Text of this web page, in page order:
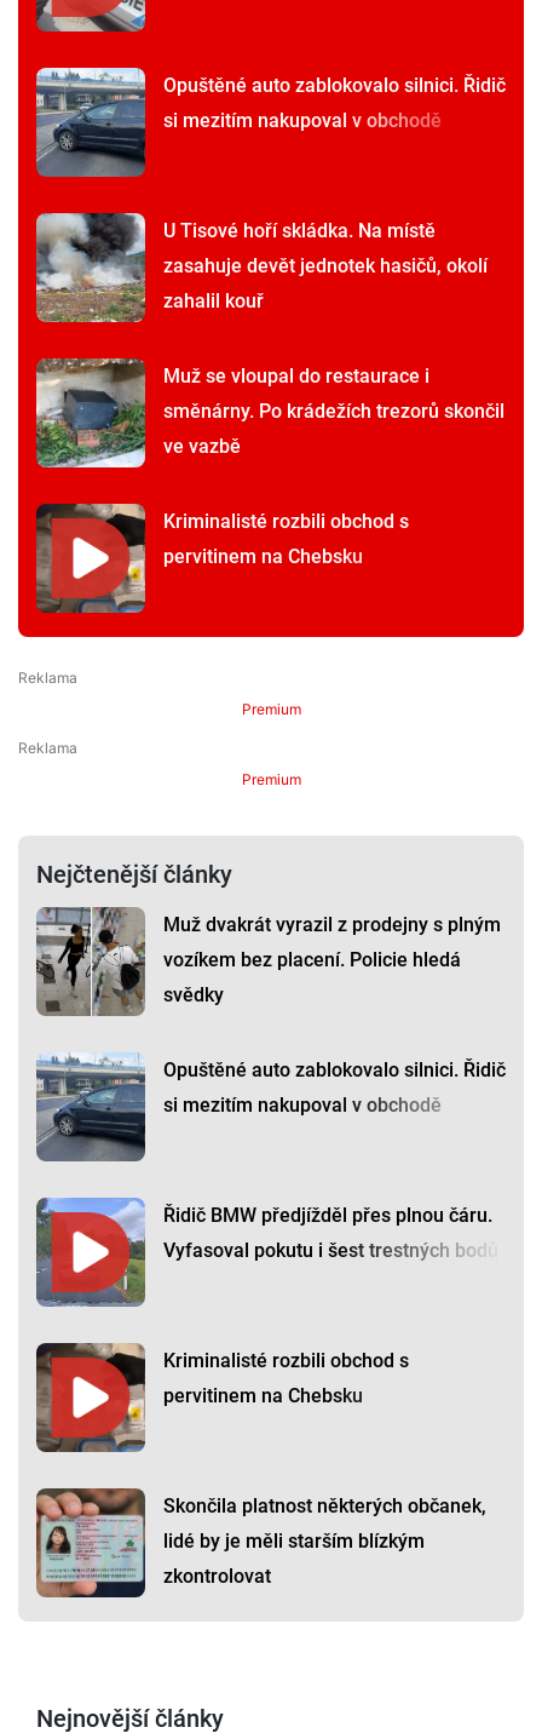
Opuštěné auto zablokovalo silnici. Řidič
si mezitím nakupoval v obchodě
U Tisové hoří skládka. Na místě
zasahuje devět jednotek hasičů, okolí
zahalil kouř
Muž se vloupal do restaurace i
směnárny. Po krádežích trezorů skončil
ve vazbě
Kriminalisté rozbili obchod s
pervitinem na Chebsku
Premium
Premium
Nejčtenější články
Muž dvakrát vyrazil z prodejny s plným
vozíkem bez placení. Policie hledá
svědky
Opuštěné auto zablokovalo silnici. Řidič
si mezitím nakupoval v obchodě
Řidič BMW předjížděl přes plnou čáru.
Vyfasoval pokutu i šest trestných bodů
Kriminalisté rozbili obchod s
pervitinem na Chebsku
Skončila platnost některých občanek,
lidé by je měli starším blízkým
zkontrolovat
Nejnovější články